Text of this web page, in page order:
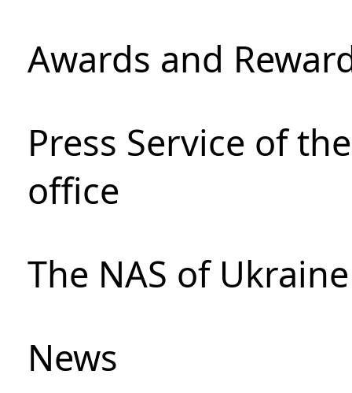
Awards and
Press Service of
office
The NAS of
News